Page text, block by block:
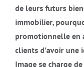
de leurs futurs
immobilier,
promotionnelle en
clients d’avoir une
Image se charge